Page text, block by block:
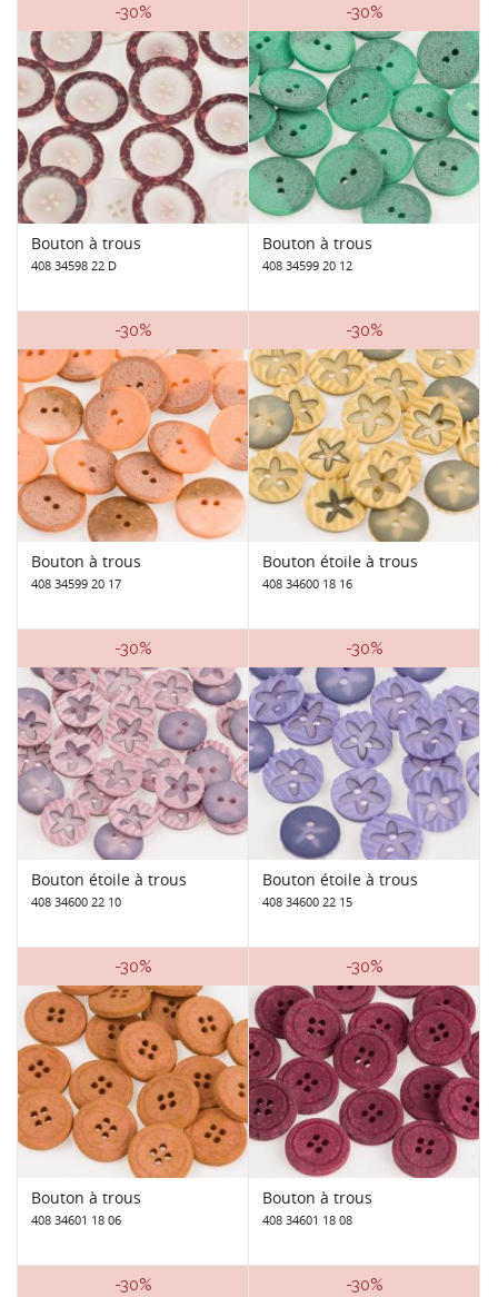
-30%
Bouton à trous
408 34598 22 D
-30%
Bouton à trous
408 34599 20 12
-30%
Bouton à trous
408 34599 20 17
-30%
Bouton étoile à trous
408 34600 18 16
-30%
Bouton étoile à trous
408 34600 22 10
-30%
Bouton étoile à trous
408 34600 22 15
-30%
Bouton à trous
408 34601 18 06
-30%
Bouton à trous
408 34601 18 08
-30% -30%